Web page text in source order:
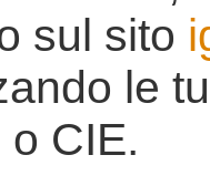
sul sito
le
o CIE.